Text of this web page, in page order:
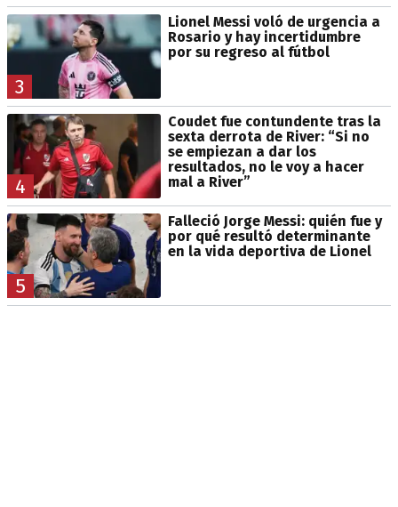
3
Lionel Messi voló de urgencia a
Rosario y hay incertidumbre
por su regreso al fútbol
4
Coudet fue contundente tras la
sexta derrota de River: “Si no
se empiezan a dar los
resultados, no le voy a hacer
mal a River”
5
Falleció Jorge Messi: quién fue y
por qué resultó determinante
en la vida deportiva de Lionel